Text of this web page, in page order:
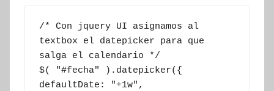
/* Con jquery UI asignamos al
textbox el datepicker para que
salga el calendario */
$( "#fecha" ).datepicker({
defaultDate: "+1w",